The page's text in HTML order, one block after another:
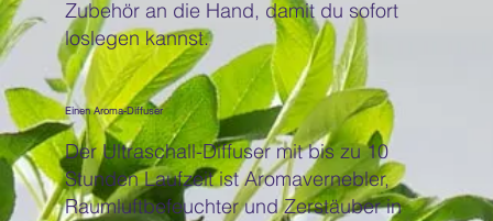
Zubehör an die Hand, damit du sofort
loslegen kannst.
Einen Aroma-Diffuser
Der Ultraschall-Diffuser mit bis zu 10
Stunden Laufzeit ist Aromavernebler,
Raumluftbefeuchter und Zerstäuber in